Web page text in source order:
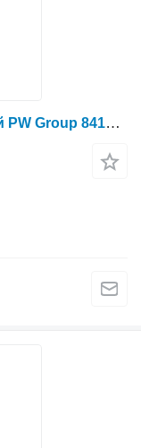
Лонжерон решета верхнього лівий PW Group 84169374 для зерноуборочного комбайна